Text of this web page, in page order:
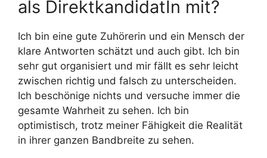
als DirektkandidatIn mit?
Ich bin eine gute Zuhörerin und ein Mensch der
klare Antworten schätzt und auch gibt. Ich bin
sehr gut organisiert und mir fällt es sehr leicht
zwischen richtig und falsch zu unterscheiden.
Ich beschönige nichts und versuche immer die
gesamte Wahrheit zu sehen. Ich bin
optimistisch, trotz meiner Fähigkeit die Realität
in ihrer ganzen Bandbreite zu sehen.